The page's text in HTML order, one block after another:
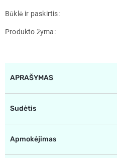
Būklė ir paskirtis
Produkto žyma
APRAŠYMAS
Sudėtis
Apmokėjimas